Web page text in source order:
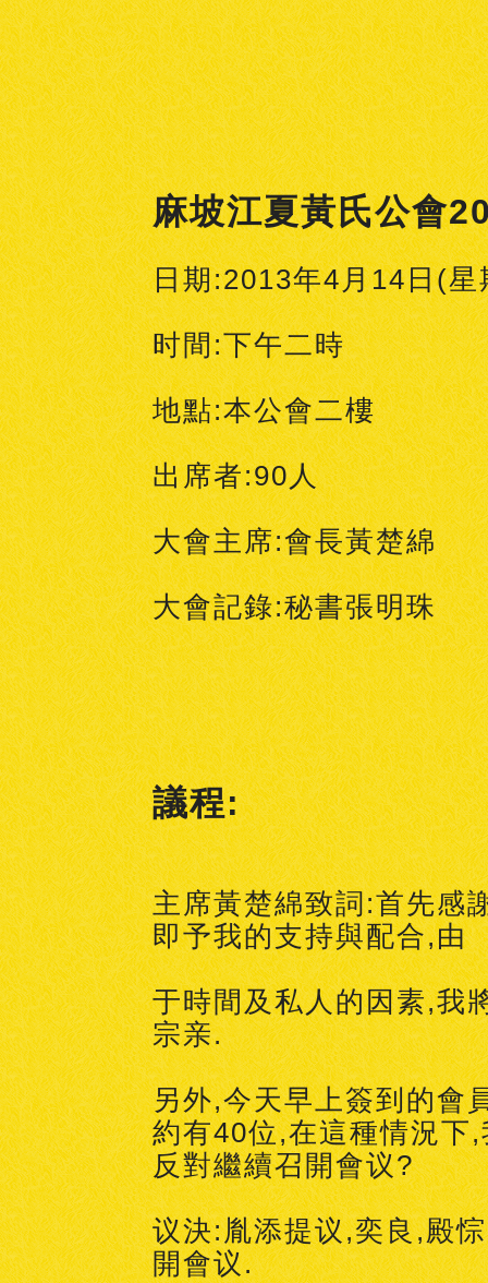
麻坡江夏黃氏公會
日期:2013年4月14日(星
时間:下午二時
地點:本公會二樓
出席者:90人
大會主席:會長黃楚綿
大會記錄:秘書張明珠
議程:
主席黃楚綿致詞:首先感
即予我的支持與配合,由
于時間及私人的因素,我
宗亲.
另外,今天早上簽到的會
約有40位,在這種情況下
反對繼續召開會议?
议決:胤添提议,奕良,殿
開會议.